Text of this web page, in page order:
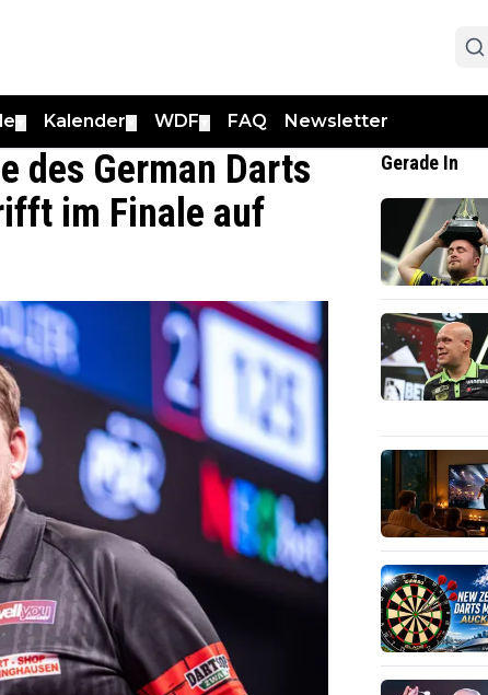
Kalender WDF FAQ Newsletter
des German Darts
im Finale auf
Gerade In